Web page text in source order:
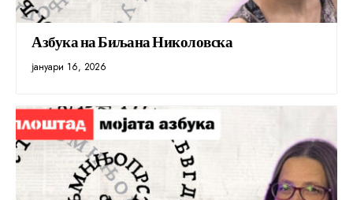
Азбука на Биљана Николовска
јануари 16, 2026